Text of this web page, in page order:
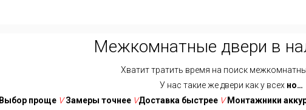
Межкомнатные двери в
Хватит тратить время на поиск
У нас такие же двери как у всех но…
Выбор проще VЗамеры точнее VДоставка быстрее V Монтажники